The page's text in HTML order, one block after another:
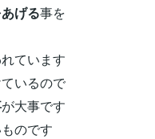
げる事を
ています
いるので
が大事です
のです